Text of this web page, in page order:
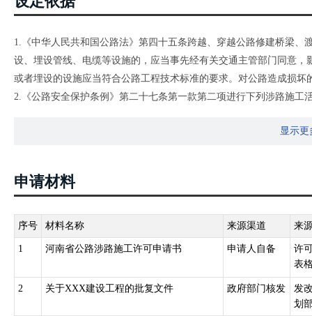
1.《中华人民共和国公路法》第四十五条跨越、穿越公路修建桥梁
设、埋设管线、电缆等设施的，应当事先经有关交通主管部门同意
或者埋设的设施应当符合公路工程技术标准的要求。对公路造成损坏
2.《公路安全保护条例》第二十七条第一款第二项进行下列涉路施
显示更
申请材料
序号 材料名称 来源渠道 来
1 河南省公路涉路施工许可申请书 申请人自备
许
表
2 关于XXX建设工程的批复文件 政府部门核发
发
划